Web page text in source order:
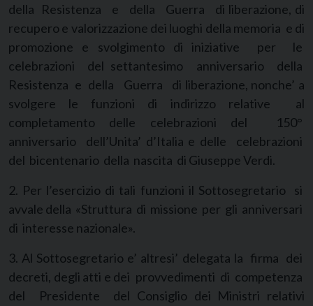
della Resistenza e della Guerra di liberazione, di
recupero e valorizzazione dei luoghi della memoria e di
promozione e svolgimento di iniziative per le
celebrazioni del settantesimo anniversario della
Resistenza e della Guerra di liberazione, nonche’ a
svolgere le funzioni di indirizzo relative al
completamento delle celebrazioni del 150°
anniversario dell’Unita’ d’Italia e delle celebrazioni
del bicentenario della nascita di Giuseppe Verdi.
2. Per l’esercizio di tali funzioni il Sottosegretario si
avvale della «Struttura di missione per gli anniversari
di interesse nazionale».
3. Al Sottosegretario e’ altresi’ delegata la firma dei
decreti, degli atti e dei provvedimenti di competenza
del Presidente del Consiglio dei Ministri relativi